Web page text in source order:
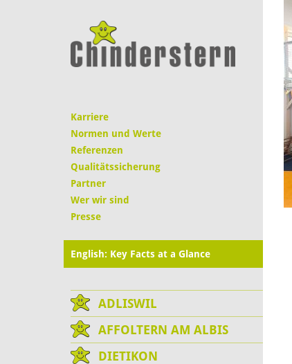
Karriere
Normen und Werte
Referenzen
Qualitätssicherung
Partner
Wer wir sind
Presse
English: Key Facts at a Glance
ADLISWIL
AFFOLTERN AM ALBIS
DIETIKON